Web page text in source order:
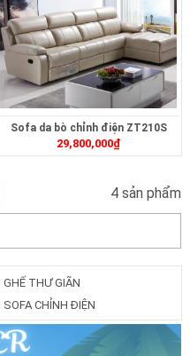
Sofa da bò chỉnh điện ZT210S
29,800,000₫
4 sản phẩm
GHẾ THƯ GIÃN
SOFA CHỈNH ĐIỆN